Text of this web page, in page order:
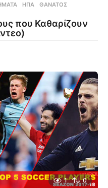
,ΗΠΑ ,ΘΆΝΑΤΟΣ
που Καθαρίζουν
1 0